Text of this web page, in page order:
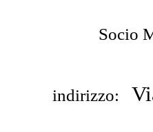
Socio
indirizzo: